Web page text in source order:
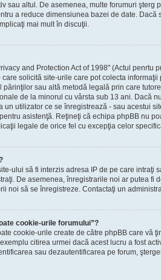
sau altul. De asemenea, multe forumuri şterg
a reduce dimensiunea bazei de date. Dacă
mai mult în discuţii.
and Protection Act of 1998" (Actul penrtu
solicită site-urile care pot colecta
părinţilor sau altă metodă legală prin care
de la minorul cu vârsta sub 13 ani. Dacă
un utilizator ce se înregistrează - sau acestui
asistenţă. Reţineţi că echipa phpBB nu
legale de orice fel cu excepţia celor
ului să fi interzis adresa IP de pe care intraţi
De asemenea, înregistrarile noi ar putea fi
noi să se înregistreze. Contactaţi un
cookie-urile forumului”?
cookie-urile create de către phpBB care vă
citirea urmei dacă acest lucru a fost
sau dezautentificarea pe forum,